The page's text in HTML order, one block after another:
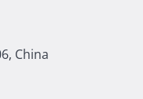
China